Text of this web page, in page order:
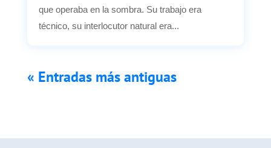
que operaba en la sombra. Su trabajo era
técnico, su interlocutor natural era...
« Entradas más antiguas